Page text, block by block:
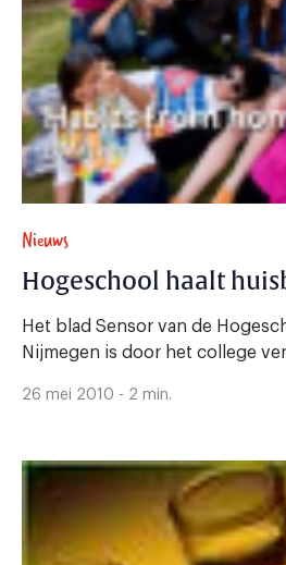
Nieuws
Hogeschool haalt
Het blad Sensor van de
Nijmegen is door het college
26 mei 2010 - 2 min.